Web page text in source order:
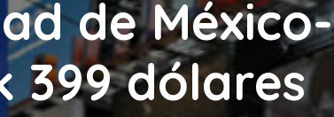
de México-
399 dólares